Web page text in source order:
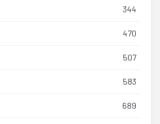
344
470
507
583
689